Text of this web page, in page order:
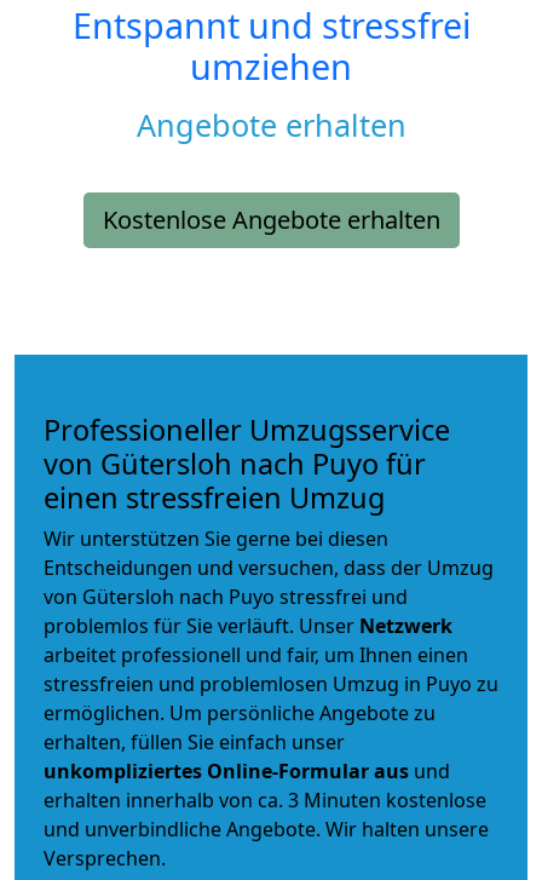
Entspannt und stressfrei
umziehen
Angebote erhalten
Kostenlose Angebote erhalten
Professioneller Umzugsservice
von Gütersloh nach Puyo für
einen stressfreien Umzug
Wir unterstützen Sie gerne bei diesen
Entscheidungen und versuchen, dass der Umzug
von Gütersloh nach Puyo stressfrei und
problemlos für Sie verläuft. Unser Netzwerk
arbeitet professionell und fair, um Ihnen einen
stressfreien und problemlosen Umzug in Puyo zu
ermöglichen. Um persönliche Angebote zu
erhalten, füllen Sie einfach unser
unkompliziertes Online-Formular aus und
erhalten innerhalb von ca. 3 Minuten kostenlose
und unverbindliche Angebote. Wir halten unsere
Versprechen.